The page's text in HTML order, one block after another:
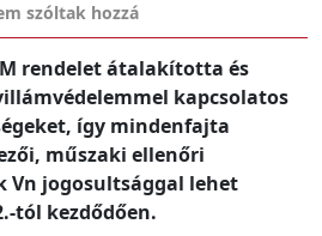
szóltak hozzá
rendelet átalakította és
kapcsolatos
így mindenfajta
műszaki ellenőri
Vn jogosultsággal lehet
tól kezdődően.